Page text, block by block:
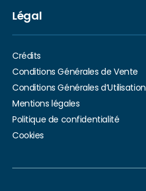
Légal
Crédits
Conditions Générales de Vente
Conditions Générales d’Utilisation
Mentions légales
Politique de confidentialité
Cookies